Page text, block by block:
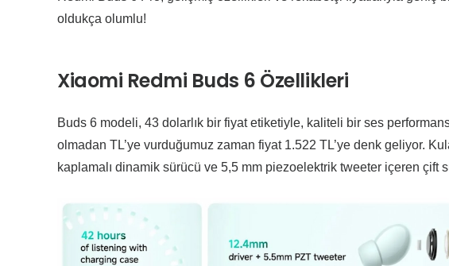
oldukça olumlu!
Xiaomi Redmi Buds 6 Özellikleri
Buds 6 modeli, 43 dolarlık bir fiyat etiketiyle, kaliteli bir ses
olmadan TL’ye vurduğumuz zaman fiyat 1.522 TL’ye denk geliyor.
kaplamalı dinamik sürücü ve 5,5 mm piezoelektrik tweeter içeren çift